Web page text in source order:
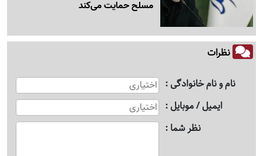
مسلح حمایت می‌کند
نظرات
نام و نام خانوادگی
ایمیل / موبایل
نظر شما